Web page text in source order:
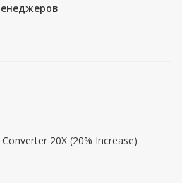
20X (20% Increase)